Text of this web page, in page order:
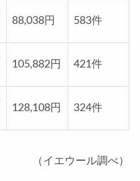
88,038円 583件
105,882円 421件
128,108円 324件
（イエウール調べ）